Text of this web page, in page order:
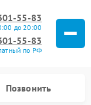
55-83
до 20:00
55-83
по РФ
Позвонить